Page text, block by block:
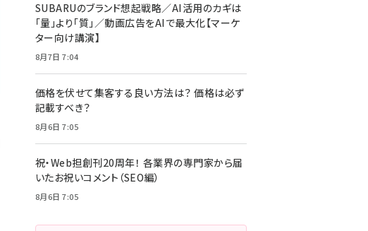
SUBARUのブランド想起戦略／AI活用のカギは
「量」より「質」／動画広告をAIで最大化【マーケ
ター向け講演】
8月7日 7:04
価格を伏せて集客する良い方法は？ 価格は必ず
記載すべき？
8月6日 7:05
祝・Web担創刊20周年！ 各業界の専門家から届
いたお祝いコメント（SEO編）
8月6日 7:05